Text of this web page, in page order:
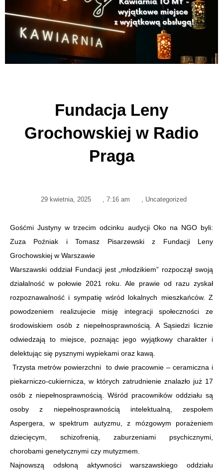
Fundacja Leny
Grochowskiej w Radio
Praga
29 kwietnia, 2025 , 7:16 am , Uncategorized
Gośćmi Justyny w trzecim odcinku audycji Oko na NGO byli:
Zuza Poźniak i Tomasz Pisarzewski z Fundacji Leny
Grochowskiej w Warszawie
Warszawski oddział Fundacji jest „młodzikiem” rozpoczął swoją
działalność w połowie 2021 roku. Ale prawie od razu zyskał
rozpoznawalność i sympatię wśród lokalnych mieszkańców. Z
powodzeniem realizujecie misję integracji społeczności ze
środowiskiem osób z niepełnosprawnością. A Sąsiedzi licznie
odwiedzają to miejsce, poznając jego wyjątkowy charakter i
delektując się pysznymi wypiekami oraz kawą.
Trzysta metrów powierzchni to dwie pracownie – ceramiczna i
piekarniczo-cukiernicza, w których zatrudnienie znalazło już 17
osób z niepełnosprawnością. Wśród pracowników oddziału są
osoby z niepełnosprawnością intelektualną, zespołem
Aspergera, w spektrum autyzmu, z mózgowym porażeniem
dziecięcym, schizofrenią, zaburzeniami psychicznymi,
chorobami genetycznymi czy mutyzmem.
Najnowszą odsłoną aktywności warszawskiego oddziału